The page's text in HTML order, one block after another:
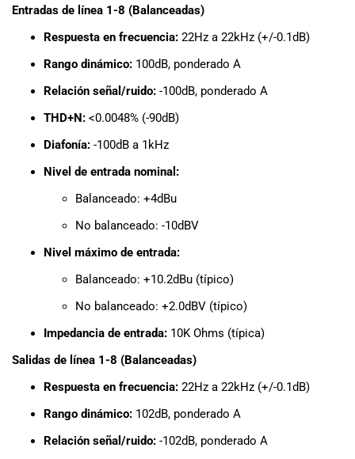
Entradas de línea 1-8 (Balanceadas)
Respuesta en frecuencia: 22Hz a 22kHz (+/-0.1dB)
Rango dinámico: 100dB, ponderado A
Relación señal/ruido: -100dB, ponderado A
THD+N: <0.0048% (-90dB)
Diafonía: -100dB a 1kHz
Nivel de entrada nominal:
Balanceado: +4dBu
No balanceado: -10dBV
Nivel máximo de entrada:
Balanceado: +10.2dBu (típico)
No balanceado: +2.0dBV (típico)
Impedancia de entrada: 10K Ohms (típica)
Salidas de línea 1-8 (Balanceadas)
Respuesta en frecuencia: 22Hz a 22kHz (+/-0.1dB)
Rango dinámico: 102dB, ponderado A
Relación señal/ruido: -102dB, ponderado A